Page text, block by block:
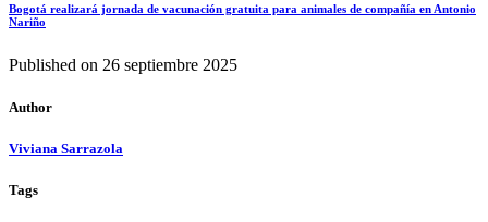
Bogotá realizará jornada de vacunación gratuita para animales de compañía en Antonio
Nariño
Published on 26 septiembre 2025
Author
Viviana Sarrazola
Tags